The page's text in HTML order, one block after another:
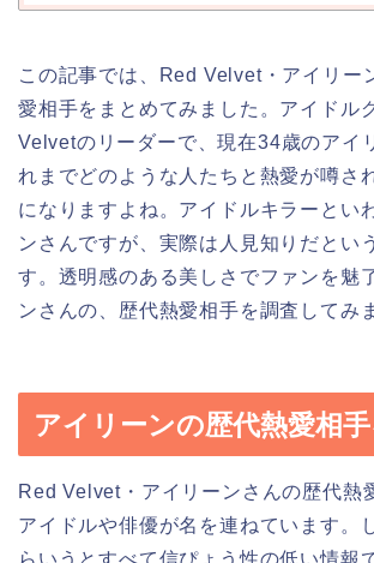
この記事では、Red Velvet・アイリー
愛相手をまとめてみました。アイドル
Velvetのリーダーで、現在34歳のアイ
れまでどのような人たちと熱愛が噂さ
になりますよね。アイドルキラーとい
ンさんですが、実際は人見知りだとい
す。透明感のある美しさでファンを魅
ンさんの、歴代熱愛相手を調査してみ
アイリーンの歴代熱愛相
Red Velvet・アイリーンさんの歴代熱
アイドルや俳優が名を連ねています。